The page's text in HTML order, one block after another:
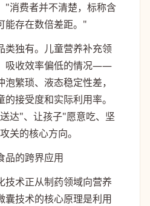
"消费者并不清楚，标称含
能存在数倍差距。"
类独有。儿童营养补充领
吸收效率偏低的情况——
繁琐、液态稳定性差，
接受度和实际利用率。
达"、让孩子"愿意吃、坚
关的核心方向。
品的跨界应用
技术正从制药领域向营养
囊技术的核心原理是利用